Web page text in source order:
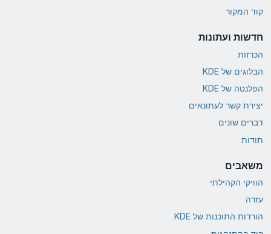
קוד המקור
חדשות ועתונות
הכרזות
הבלוגים של KDE
הפלנטה של KDE
יצירת קשר לעתונאים
דברים שונים
תודות
משאבים
הוויקי הקהילתי
עזרה
הורדות התוכנות של KDE